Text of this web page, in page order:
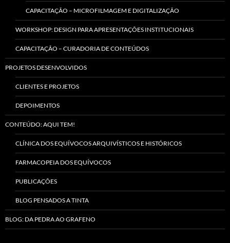
CAPACITAÇÃO – MICROFILMAGEM E DIGITALIZAÇÃO
WORKSHOP: DESIGN PARA APRESENTAÇÕES INSTITUCIONAIS
CAPACITAÇÃO – CURADORIA DE CONTEÚDOS
PROJETOS DESENVOLVIDOS
CLIENTES E PROJETOS
DEPOIMENTOS
CONTEÚDO: AQUI TEM!
CLÍNICA DOS EQUÍVOCOS ARQUIVÍSTICOS E HISTÓRICOS
FARMACOPEIA DOS EQUÍVOCOS
PUBLICAÇÕES
BLOG PENSADOS A TINTA
BLOG: DA PEDRA AO GRAFENO